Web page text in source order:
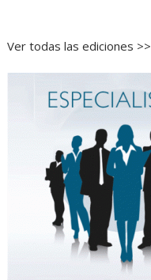
Ver todas las ediciones >>